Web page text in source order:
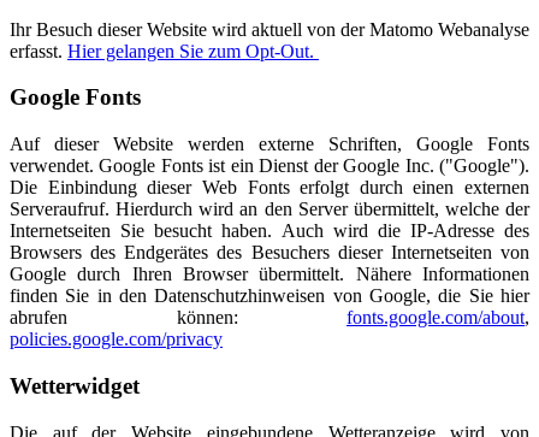
Ihr Besuch dieser Website wird aktuell von der Matomo Webanalyse
erfasst. Hier gelangen Sie zum Opt-Out.
Google Fonts
Auf dieser Website werden externe Schriften, Google Fonts
verwendet. Google Fonts ist ein Dienst der Google Inc. ("Google").
Die Einbindung dieser Web Fonts erfolgt durch einen externen
Serveraufruf. Hierdurch wird an den Server übermittelt, welche der
Internetseiten Sie besucht haben. Auch wird die IP-Adresse des
Browsers des Endgerätes des Besuchers dieser Internetseiten von
Google durch Ihren Browser übermittelt. Nähere Informationen
finden Sie in den Datenschutzhinweisen von Google, die Sie hier
abrufen können: fonts.google.com/about,
policies.google.com/privacy
Wetterwidget
Die auf der Website eingebundene Wetteranzeige wird von